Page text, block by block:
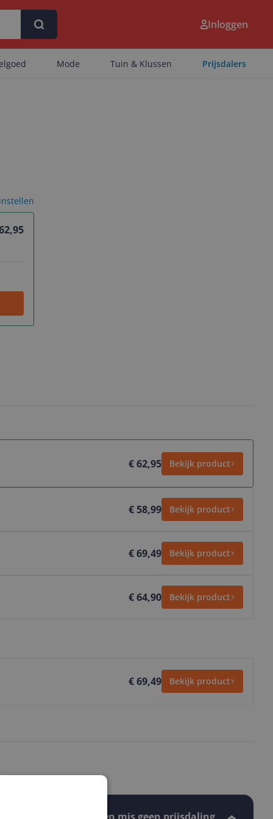
Inloggen
Mode Tuin & Klussen Prijsdalers
€ 62,95 Bekijk product
€ 58,99 Bekijk product
€ 69,49 Bekijk product
€ 64,90 Bekijk product
€ 69,49 Bekijk product